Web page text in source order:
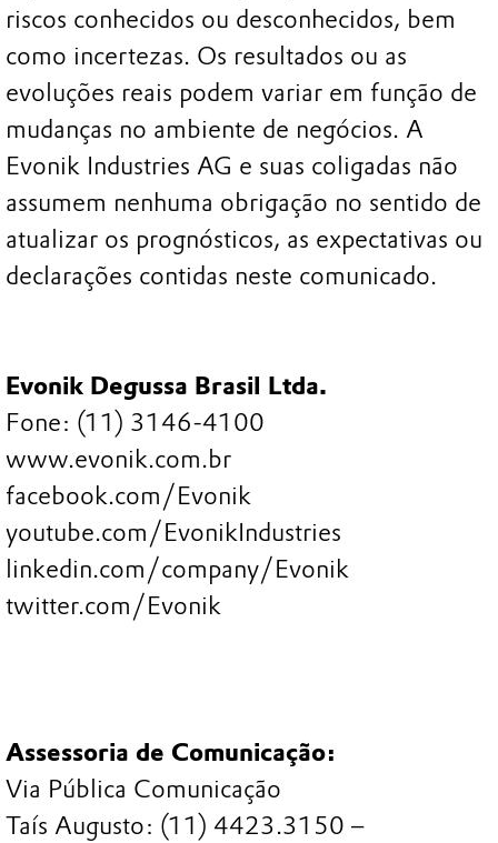
riscos conhecidos ou desconhecidos, bem
como incertezas. Os resultados ou as
evoluções reais podem variar em função de
mudanças no ambiente de negócios. A
Evonik Industries AG e suas coligadas não
assumem nenhuma obrigação no sentido de
atualizar os prognósticos, as expectativas ou
declarações contidas neste comunicado.
Evonik Degussa Brasil Ltda.
Fone: (11) 3146-4100
www.evonik.com.br
facebook.com/Evonik
youtube.com/EvonikIndustries
linkedin.com/company/Evonik
twitter.com/Evonik
Assessoria de Comunicação:
Via Pública Comunicação
Taís Augusto: (11) 4423.3150 –